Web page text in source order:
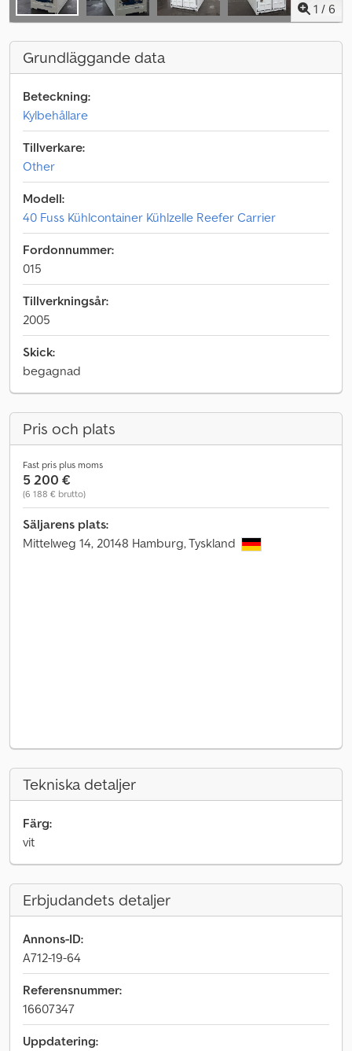
1 / 6
Grundläggande data
Beteckning:
Kylbehållare
Tillverkare:
Other
Modell:
40 Fuss Kühlcontainer Kühlzelle Reefer Carrier
Fordonnummer:
015
Tillverkningsår:
2005
Skick:
begagnad
Pris och plats
Fast pris plus moms
5 200 €
(6 188 € brutto)
Säljarens plats:
Mittelweg 14, 20148 Hamburg, Tyskland
Tekniska detaljer
Färg:
vit
Erbjudandets detaljer
Annons-ID:
A712-19-64
Referensnummer:
16607347
Uppdatering: